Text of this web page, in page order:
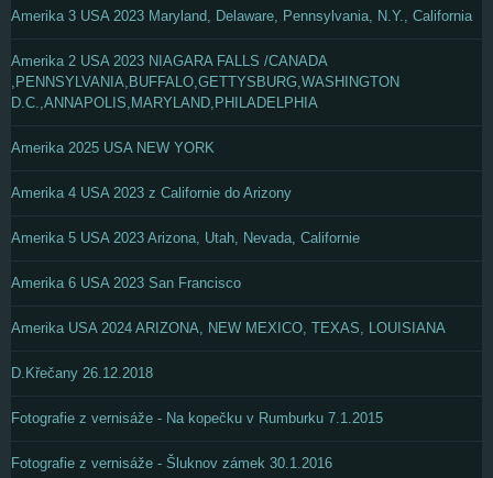
Amerika 3 USA 2023 Maryland, Delaware, Pennsylvania, N.Y., California
Amerika 2 USA 2023 NIAGARA FALLS /CANADA
,PENNSYLVANIA,BUFFALO,GETTYSBURG,WASHINGTON
D.C.,ANNAPOLIS,MARYLAND,PHILADELPHIA
Amerika 2025 USA NEW YORK
Amerika 4 USA 2023 z Californie do Arizony
Amerika 5 USA 2023 Arizona, Utah, Nevada, Californie
Amerika 6 USA 2023 San Francisco
Amerika USA 2024 ARIZONA, NEW MEXICO, TEXAS, LOUISIANA
D.Křečany 26.12.2018
Fotografie z vernisáže - Na kopečku v Rumburku 7.1.2015
Fotografie z vernisáže - Šluknov zámek 30.1.2016